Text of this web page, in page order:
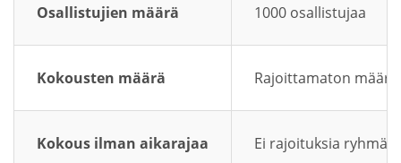
Osallistujien määrä 1000 osallistujaa
Kokousten määrä Rajoittamaton
Kokous ilman aikarajaa Ei rajoituksia